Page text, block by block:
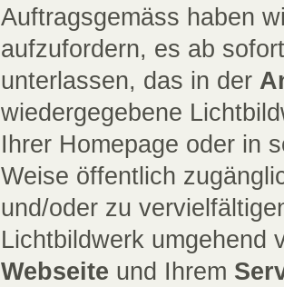
Auftragsgemäss haben
aufzufordern, es ab
unterlassen, das in der
wiedergegebene
Ihrer Homepage oder in
Weise öffentlich
und/oder zu
Lichtbildwerk umgehend
Webseite und Ihrem